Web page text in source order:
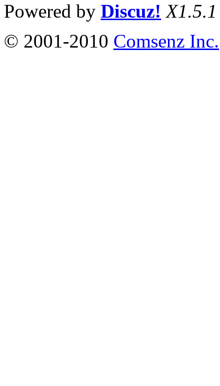
Powered by Discuz! X1.5.1
© 2001-2010 Comsenz Inc.